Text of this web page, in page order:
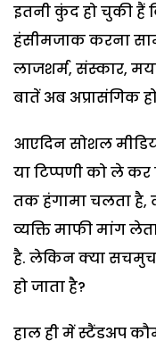
इतनी कुंद हो चुकी हैं
हंसीमजाक करना
लाजशर्म, संस्कार,
बातें अब अप्रासंगिक
आएदिन सोशल
या टिप्पणी को ले
तक हंगामा चलता है,
व्यक्ति माफी मांग
है. लेकिन क्या
हो जाता है?
हाल ही में स्टैंडअप